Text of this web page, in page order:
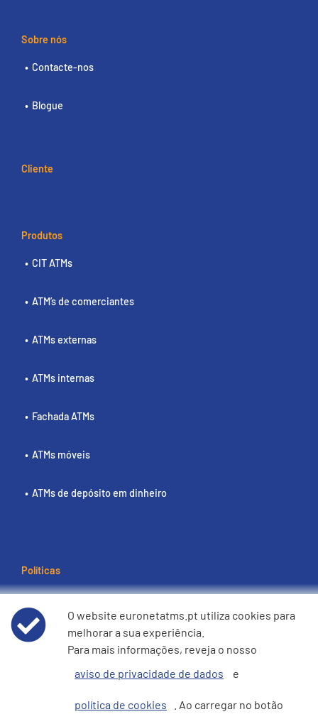
Sobre nós
Contacte-nos
Blogue
Cliente
Produtos
CIT ATMs
ATM’s de comerciantes
ATMs externas
ATMs internas
Fachada ATMs
ATMs móveis
ATMs de depósito em dinheiro
Políticas
Termos e condições de utilização
Aviso de Privacidade de Dados
Política de cookies
e360 Declaração sobre Escravatura Moderna e Tráfico de
O website euronetatms.pt utiliza cookies para
melhorar a sua experiência.
Para mais informações, reveja o nosso
aviso de privacidade de dados
e
política de cookies . Ao carregar no botão